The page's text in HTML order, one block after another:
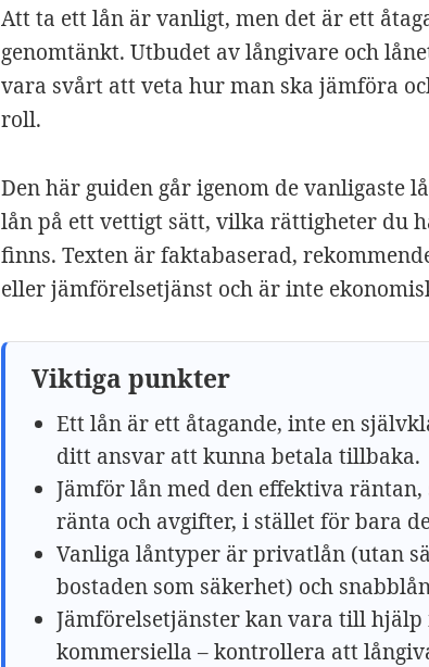
Att ta ett lån är vanligt, men det är ett
genomtänkt. Utbudet av långivare och
vara svårt att veta hur man ska jämföra
roll.
Den här guiden går igenom de vanligaste
lån på ett vettigt sätt, vilka rättigheter du
finns. Texten är faktabaserad,
eller jämförelsetjänst och är inte
Viktiga punkter
Ett lån är ett åtagande, inte en
ditt ansvar att kunna betala tillbaka.
Jämför lån med den effektiva
ränta och avgifter, i stället för bara
Vanliga låntyper är privatlån (utan
bostaden som säkerhet) och
Jämförelsetjänster kan vara till hjälp
kommersiella – kontrollera att